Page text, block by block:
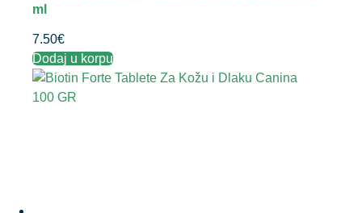
ml
7.50€
Dodaj u korpu